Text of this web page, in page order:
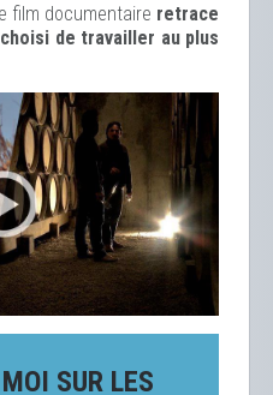
film documentaire retrace
de travailler au plus
SUR LES